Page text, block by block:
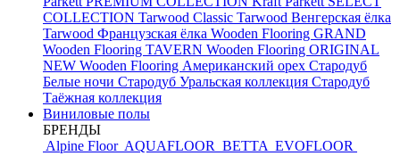
COLLECTION Tarwood Classic Tarwood Венгерская ёлка
Tarwood Французская ёлка Wooden Flooring GRAND
Wooden Flooring TAVERN Wooden Flooring ORIGINAL
NEW Wooden Flooring Американский орех Стародуб
Белые ночи Стародуб Уральская коллекция Стародуб
Таёжная коллекция
Виниловые полы
БРЕНДЫ
Alpine Floor AQUAFLOOR BETTA EVOFLOOR